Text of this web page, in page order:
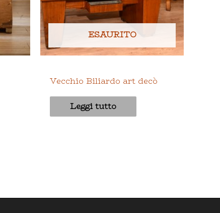
ESAURITO
Vecchio Biliardo art decò
Leggi tutto